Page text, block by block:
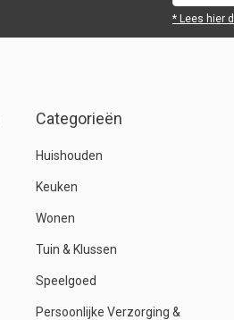
* Lees hier
Categorieën
Huishouden
Keuken
Wonen
Tuin & Klussen
Speelgoed
Persoonlijke Verzorging &